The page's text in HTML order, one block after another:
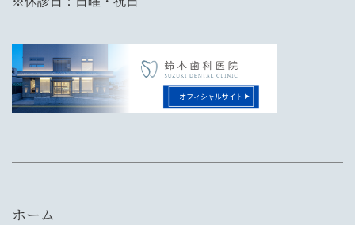
ホーム